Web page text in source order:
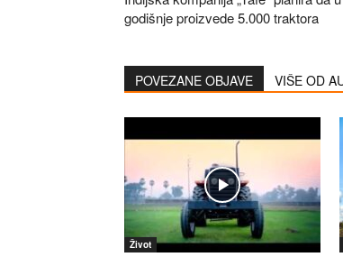
godišnje proizvede 5.000 traktora
POVEZANE OBJAVE VIŠE OD
Život